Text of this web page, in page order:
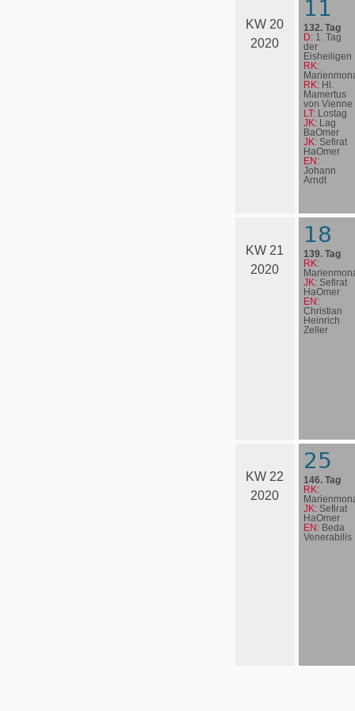
KW 20
2020
11
132. Tag
D: 1. Tag
der
Eisheiligen
RK:
RK: Hl.
Mamertus
von Vienne
LT: Lostag
JK: Lag
BaOmer
JK: Sefirat
HaOmer
EN:
Johann
Arndt
KW 21
2020
18
139. Tag
RK:
JK: Sefirat
HaOmer
EN:
Christian
Heinrich
Zeller
KW 22
2020
25
146. Tag
RK:
JK: Sefirat
HaOmer
EN: Beda
Venerabilis